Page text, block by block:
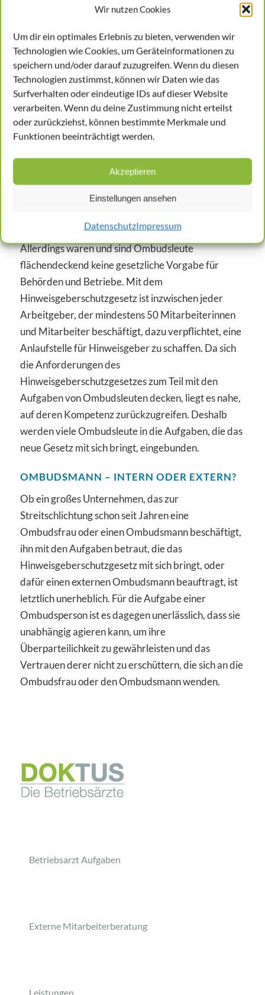
Wir nutzen Cookies
Um dir ein optimales Erlebnis zu bieten, verwenden wir
Technologien wie Cookies, um Geräteinformationen zu
speichern und/oder darauf zuzugreifen. Wenn du diesen
Technologien zustimmst, können wir Daten wie das
Surfverhalten oder eindeutige IDs auf dieser Website
verarbeiten. Wenn du deine Zustimmung nicht erteilst
oder zurückziehst, können bestimmte Merkmale und
Funktionen beeinträchtigt werden.
Akzeptieren
Einstellungen ansehen
DatenschutzImpressum
Soldaten, Patienten oder Inhaftierte wenden
fühlen.
0800 - 116 704 1
Jetzt Betriebsarzt anfragen
HINWEISGEBERSCHUTZGESETZ
Seit Juli 2023 gilt in Deutschland das
Hinweisgeberschutzgesetz. Vieles, was in diesem
Aufgabenbereich von Ombudsleuten wieder.
Allerdings waren und sind Ombudsleute
flächendeckend keine gesetzliche Vorgabe für
Behörden und Betriebe. Mit dem
Hinweisgeberschutzgesetz ist inzwischen jeder
Arbeitgeber, der mindestens 50 Mitarbeiterinnen
und Mitarbeiter beschäftigt, dazu verpflichtet, eine
Anlaufstelle für Hinweisgeber zu schaffen. Da sich
die Anforderungen des
Hinweisgeberschutzgesetzes zum Teil mit den
Aufgaben von Ombudsleuten decken, liegt es nahe,
auf deren Kompetenz zurückzugreifen. Deshalb
werden viele Ombudsleute in die Aufgaben, die das
neue Gesetz mit sich bringt, eingebunden.
OMBUDSMANN – INTERN ODER EXTERN?
Ob ein großes Unternehmen, das zur
Streitschlichtung schon seit Jahren eine
Ombudsfrau oder einen Ombudsmann beschäftigt,
ihn mit den Aufgaben betraut, die das
Hinweisgeberschutzgesetz mit sich bringt, oder
dafür einen externen Ombudsmann beauftragt, ist
letztlich unerheblich. Für die Aufgabe einer
Ombudsperson ist es dagegen unerlässlich, dass sie
unabhängig agieren kann, um ihre
Überparteilichkeit zu gewährleisten und das
Vertrauen derer nicht zu erschüttern, die sich an die
Ombudsfrau oder den Ombudsmann wenden.
Betriebsarzt Aufgaben
Externe Mitarbeiterberatung
Leistungen